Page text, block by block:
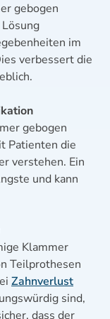
gebogen
im
verbessert die
gebogen
Patienten die
verstehen. Ein
und kann
Klammer
Teilprothesen
Zahnverlust
sind,
dass der